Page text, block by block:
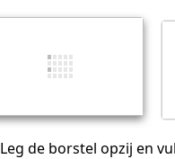
Leg de borstel opzij en